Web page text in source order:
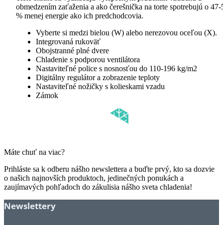
obmedzením zaťaženia a ako čerešnička na torte spotrebujú o 47-
% menej energie ako ich predchodcovia.
Vyberte si medzi bielou (W) alebo nerezovou oceľou (X).
Integrovaná rukoväť
Obojstranné plné dvere
Chladenie s podporou ventilátora
Nastaviteľné police s nosnosťou do 110-196 kg/m2
Digitálny regulátor a zobrazenie teploty
Nastaviteľné nožičky s kolieskami vzadu
Zámok
Máte chuť na viac?
Prihláste sa k odberu nášho newslettera a buďte prvý, kto sa dozvie
o našich najnovších produktoch, jedinečných ponukách a
zaujímavých pohľadoch do zákulisia nášho sveta chladenia!
Newslettery